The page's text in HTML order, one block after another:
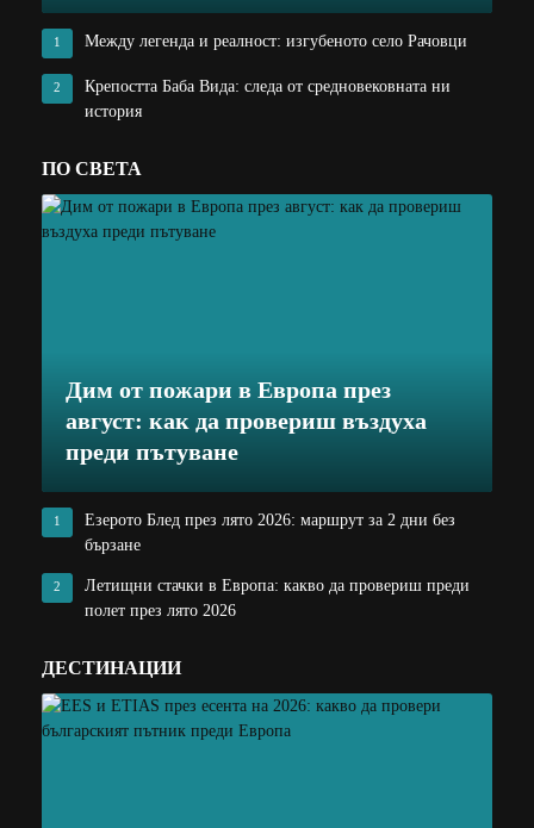
1 Между легенда и реалност: изгубеното село Рачовци
2
Крепостта Баба Вида: следа от средновековната ни
история
ПО СВЕТА
Дим от пожари в Европа през
август: как да провериш въздуха
преди пътуване
1
Езерото Блед през лято 2026: маршрут за 2 дни без
бързане
2
Летищни стачки в Европа: какво да провериш преди
полет през лято 2026
ДЕСТИНАЦИИ